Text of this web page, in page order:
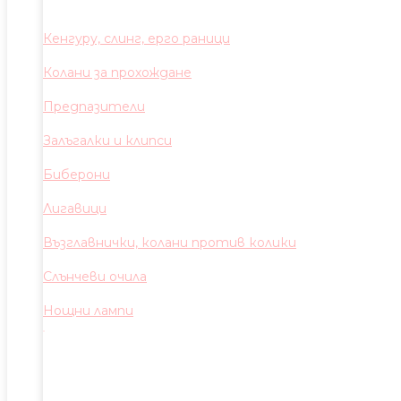
Кенгуру, слинг, ерго раници
Колани за прохождане
Предпазители
Залъгалки и клипси
Биберони
Лигавици
Възглавнички, колани против колики
Слънчеви очила
Нощни лампи